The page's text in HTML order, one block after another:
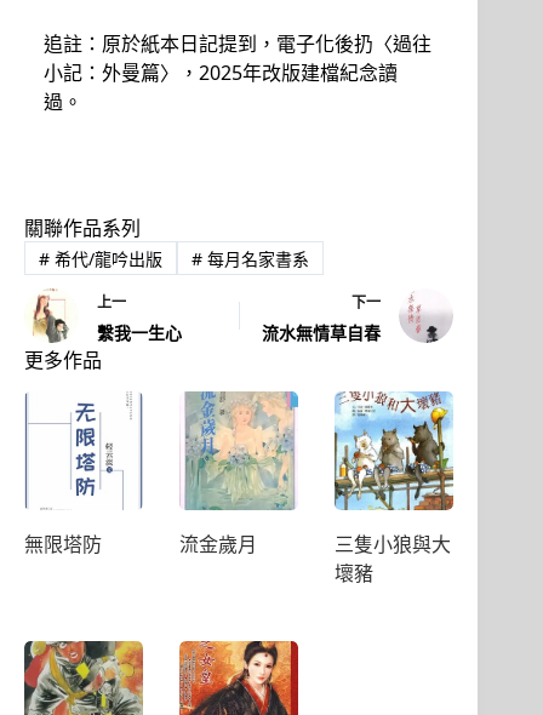
追註：原於紙本日記提到，電子化後扔〈過往
小記：外曼篇〉，2025年改版建檔紀念讀
過。
關聯作品系列
#希代/龍吟出版 #每月名家書系
上一
繫我一生心
下一
流水無情草自春
更多作品
無限塔防 流金歲月
三隻小狼與大
壞豬